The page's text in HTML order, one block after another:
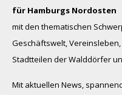
für Hamburgs Nordosten
mit den thematischen
Geschäftswelt,
Stadtteilen der Walddörfer
Mit aktuellen News,